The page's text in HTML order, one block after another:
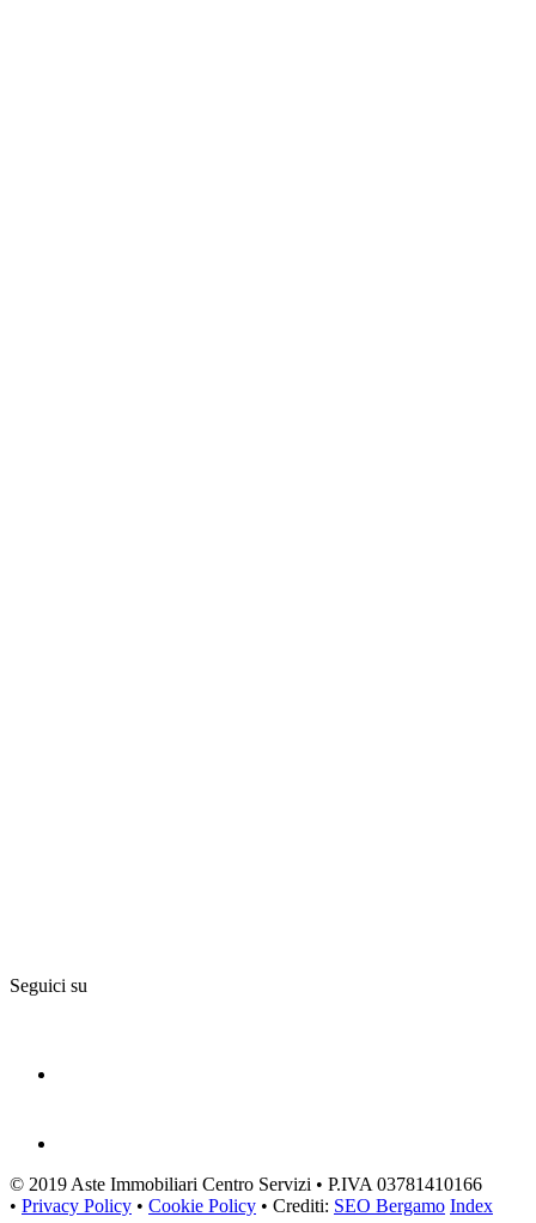
Seguici su
© 2019 Aste Immobiliari Centro Servizi • P.IVA 03781410166
• Privacy Policy • Cookie Policy • Crediti: SEO Bergamo Index